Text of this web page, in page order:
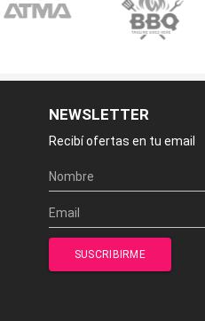
NEWSLETTER
Recibí ofertas en tu email